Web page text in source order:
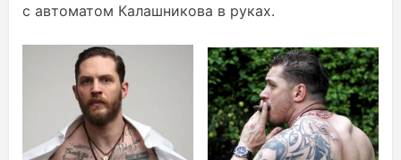
с автоматом Калашникова в руках.